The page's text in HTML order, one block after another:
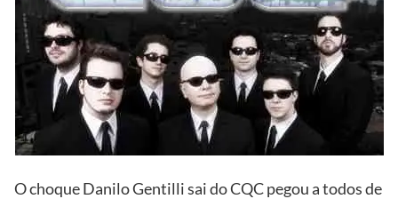
O choque Danilo Gentilli sai do CQC pegou a todos de